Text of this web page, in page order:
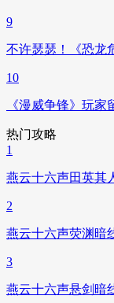
9
不许瑟瑟！《恐龙
10
《漫威争锋》玩
热门攻略
1
燕云十六声田英其
2
燕云十六声荧渊暗
3
燕云十六声悬剑暗